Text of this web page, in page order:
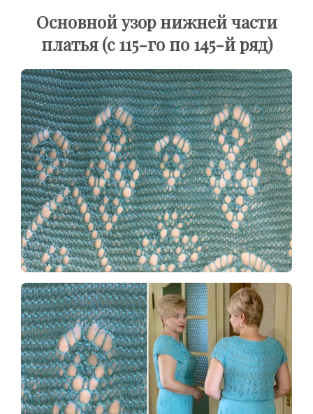
Основной узор нижней части
платья (с 115-го по 145-й ряд)